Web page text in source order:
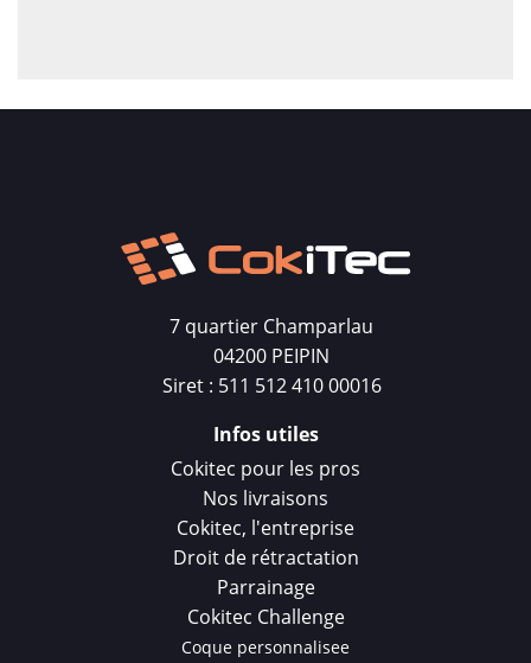
7 quartier Champarlau
04200 PEIPIN
Siret : 511 512 410 00016
Infos utiles
Cokitec pour les pros
Nos livraisons
Cokitec, l'entreprise
Droit de rétractation
Parrainage
Cokitec Challenge
Coque personnalisee